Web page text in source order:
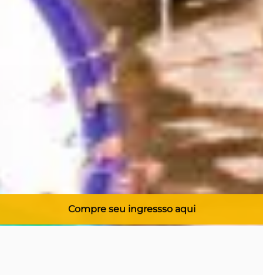
Compre seu ingressso aqui